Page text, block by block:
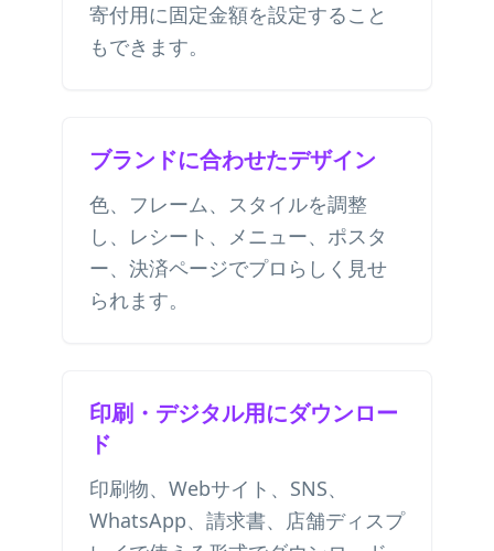
寄付用に固定金額を設定すること
もできます。
ブランドに合わせたデザイン
色、フレーム、スタイルを調整
し、レシート、メニュー、ポスタ
ー、決済ページでプロらしく見せ
られます。
印刷・デジタル用にダウンロー
ド
印刷物、Webサイト、SNS、
WhatsApp、請求書、店舗ディスプ